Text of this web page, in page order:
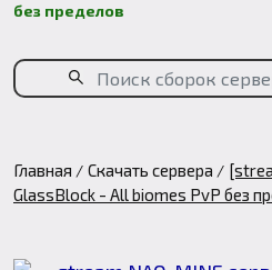
без пределов
Главная Скачать сервера
GlassBlock - All biomes PvP без